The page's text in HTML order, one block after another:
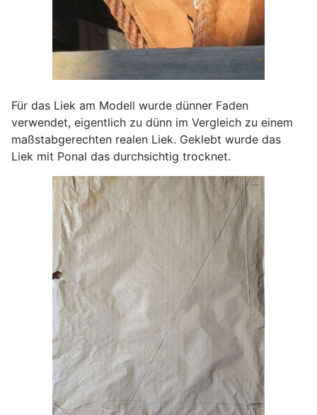
Für das Liek am Modell wurde dünner Faden
verwendet, eigentlich zu dünn im Vergleich zu einem
maßstabgerechten realen Liek. Geklebt wurde das
Liek mit Ponal das durchsichtig trocknet.